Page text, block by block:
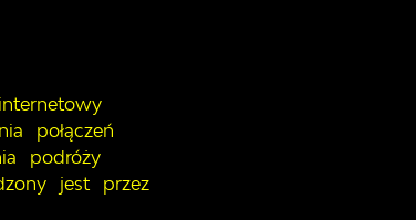
połączeń
podróży
jest przez